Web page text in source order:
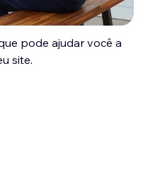
pode ajudar você a
site.